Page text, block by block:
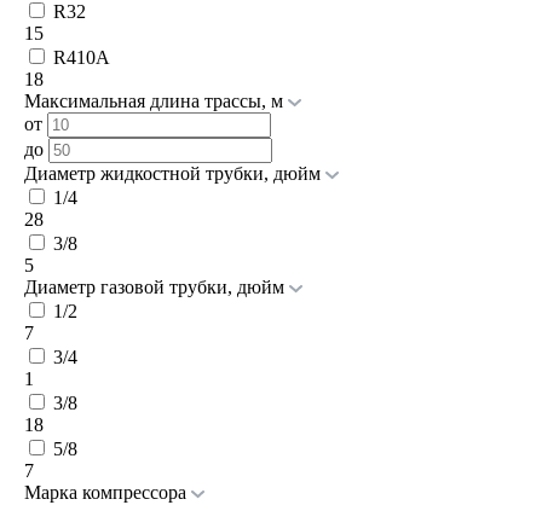
R32
15
R410A
18
Максимальная длина трассы, м
от
до
Диаметр жидкостной трубки, дюйм
1/4
28
3/8
5
Диаметр газовой трубки, дюйм
1/2
7
3/4
1
3/8
18
5/8
7
Марка компрессора